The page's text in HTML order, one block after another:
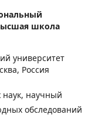
школа
университет
Россия
наук, научный
обследований